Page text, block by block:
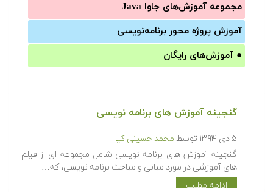
مجموعه آموزش‌های جاوا Java
آموزش‌ پروژه محور برنامه‌نویسی
● آموزش‌های رایگان
گنجینه آموزش های برنامه نویسی
۵ دی ۱۳۹۴ توسط محمد حسینی کیا
گنجینه آموزش های برنامه نویسی شامل مجموعه ای از فیلم
های آموزشی در مورد مبانی و مباحث برنامه نویسی، که…
ادامه مطلب